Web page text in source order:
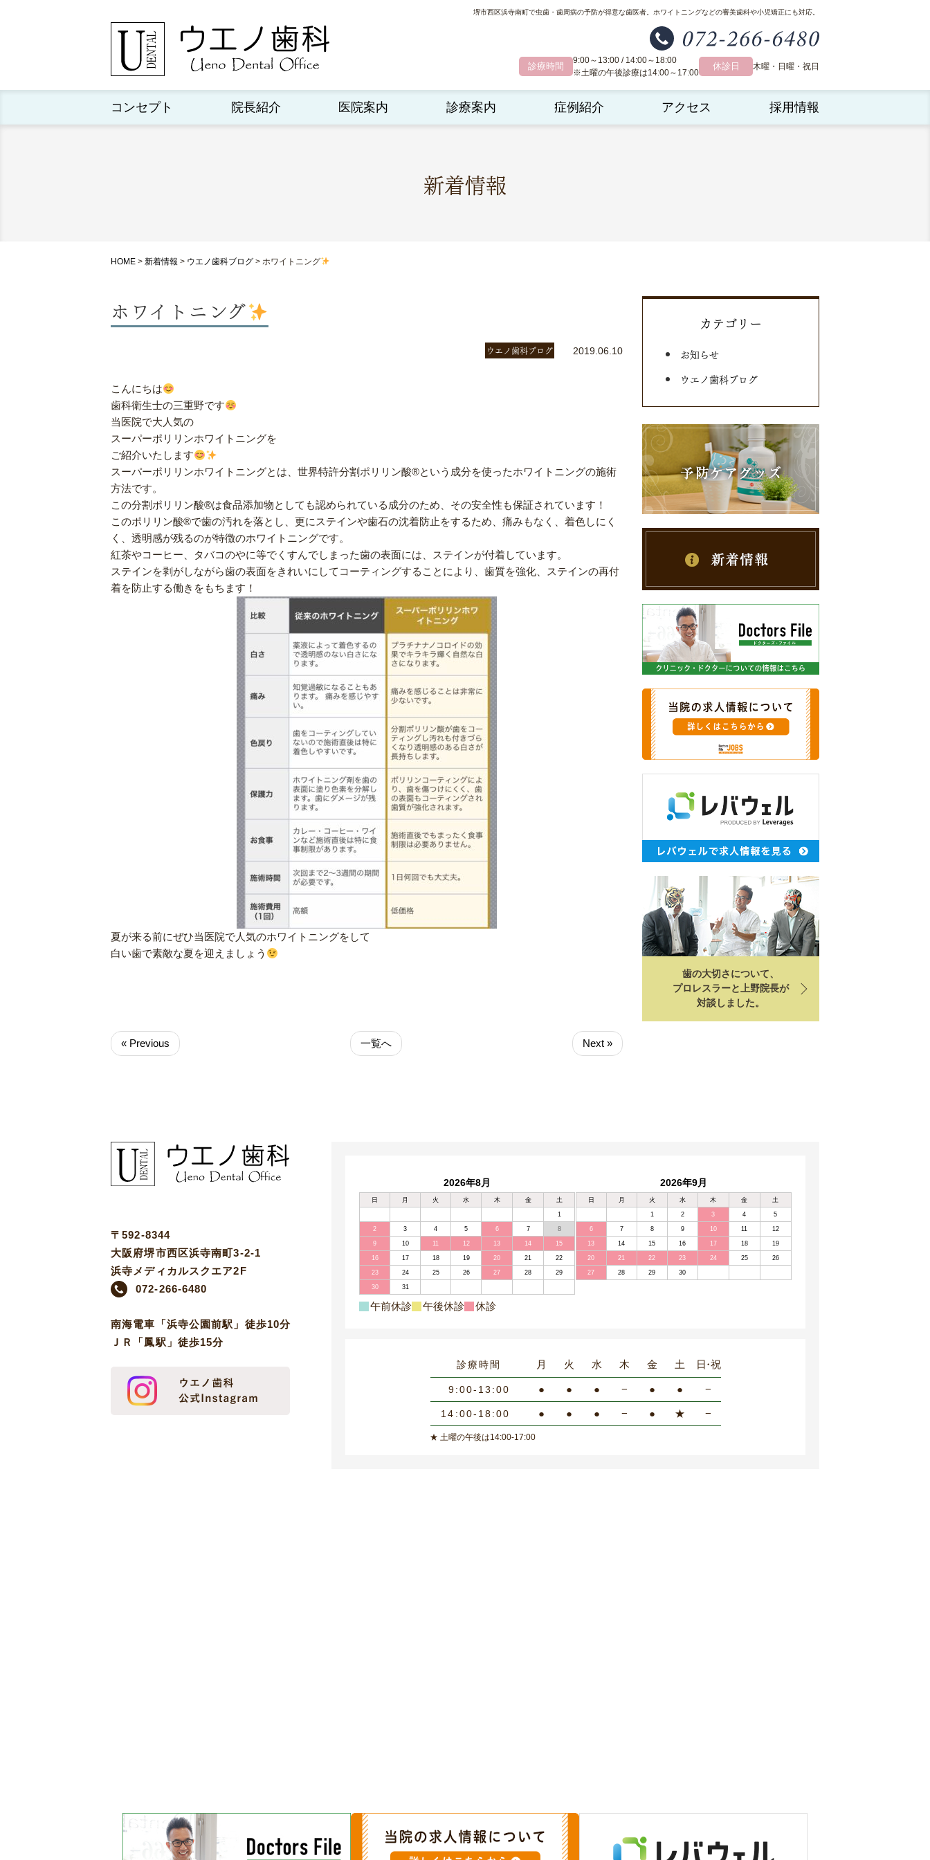
堺市西区浜寺南町で虫歯・歯周病の予防が得意な歯医者。 ホワイトニングなどの審美歯科や小児矯正にも対応。
診療時間
9:00～13:00 / 14:00～18:00
※土曜の午後診療は14:00～17:00
休診日 木曜・日曜・祝日
コンセプト 院長紹介 医院案内 診療案内 症例紹介 アクセス 採用情報
新着情報
HOME > 新着情報 > ウエノ歯科ブログ > ホワイトニング
ホワイトニング
ウエノ歯科ブログ 2019.06.10
こんにちは
歯科衛生士の三重野です
当医院で大人気の
スーパーポリリンホワイトニングを
ご紹介いたします
スーパーポリリンホワイトニングとは、世界特許分割ポリリン酸®という成分を使ったホワイトニングの施術
方法です。
この分割ポリリン酸®は食品添加物としても認められている成分のため、その安全性も保証されています！
このポリリン酸®で歯の汚れを落とし、更にステインや歯石の沈着防止をするため、痛みもなく、着色しにく
く、透明感が残るのが特徴のホワイトニングです。
紅茶やコーヒー、タバコのやに等でくすんでしまった歯の表面には、ステインが付着しています。
ステインを剥がしながら歯の表面をきれいにしてコーティングすることにより、歯質を強化、ステインの再付
着を防止する働きをもちます！
夏が来る前にぜひ当医院で人気のホワイトニングをして
白い歯で素敵な夏を迎えましょう
« Previous 一覧へ Next »
カテゴリー
お知らせ
ウエノ歯科ブログ
歯の大切さについて、
プロレスラーと上野院長が
対談しました。
2026年8月
日 月 火 水 木 金 土
1
2 3 4 5 6 7 8
9 10 11 12 13 14 15
16 17 18 19 20 21 22
23 24 25 26 27 28 29
30 31
2026年9月
日 月 火 水 木 金 土
1 2 3 4 5
6 7 8 9 10 11 12
13 14 15 16 17 18 19
20 21 22 23 24 25 26
27 28 29 30
午前休診 午後休診 休診
診療時間 月 火 水 木 金 土 日・祝
9:00-13:00 ● ● ● − ● ● −
14:00-18:00 ● ● ● − ● ★ −
★ 土曜の午後は14:00-17:00
〒592-8344
大阪府堺市西区浜寺南町3-2-1
浜寺メディカルスクエア2F
072-266-6480
南海電車「浜寺公園前駅」徒歩10分
ＪＲ「鳳駅」徒歩15分